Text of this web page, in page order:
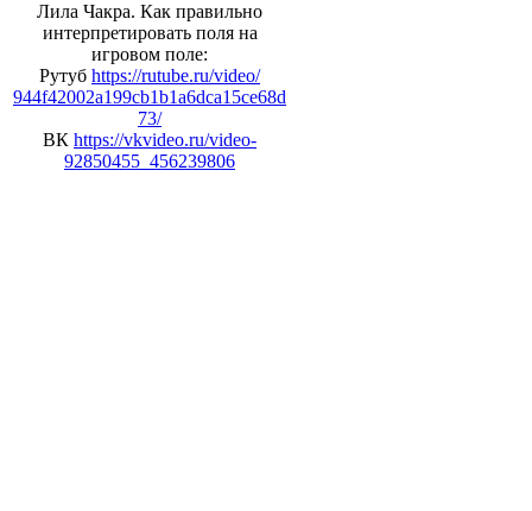
Лила Чакра. Как правильно
интерпретировать поля на
игровом поле:
Рутуб https://rutube.ru/video/
944f42002a199cb1b1a6dca15ce68d
73/
ВК https://vkvideo.ru/video-
92850455_456239806